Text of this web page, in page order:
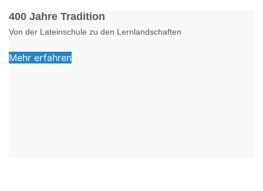
400 Jahre Tradition
Von der Lateinschule zu den Lernlandschaften
Mehr erfahren